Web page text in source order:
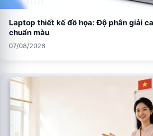
Laptop thiết kế đồ họa: Độ phân giải
chuẩn màu
07/08/2026